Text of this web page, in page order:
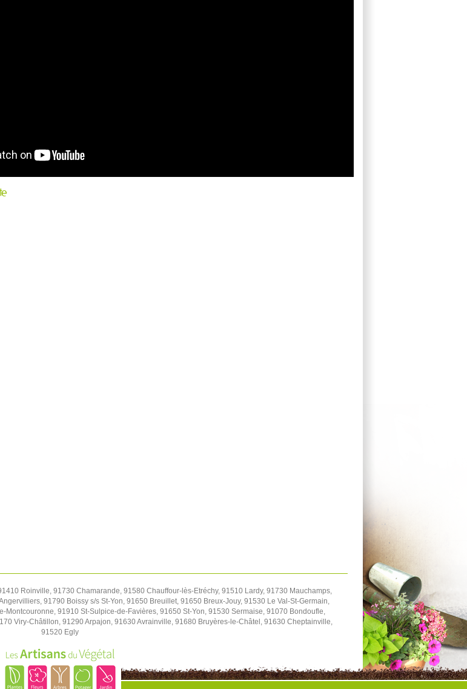
Roinville, 91730 Chamarande, 91580 Chauffour-lès-Etréchy, 91510 Lardy, 91730 Mauchamps,
91790 Boissy s/s St-Yon, 91650 Breuillet, 91650 Breux-Jouy, 91530 Le Val-St-Germain,
91910 St-Sulpice-de-Favières, 91650 St-Yon, 91530 Sermaise, 91070 Bondoufle,
Viry-Châtillon, 91290 Arpajon, 91630 Avrainville, 91680 Bruyères-le-Châtel, 91630 Cheptainville,
91520 Egly